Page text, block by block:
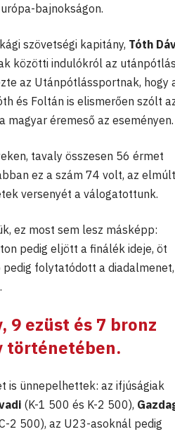
bajnokságon.
szövetségi kapitány, Tóth
közötti indulókról az
az Utánpótlássportnak, hogy
és Foltán is elismerően szólt
éremeső az eseményen.
tavaly összesen 56 érmet
ez a szám 74 volt, az elmúlt
versenyét a válogatottunk.
ez most sem lesz másképp:
pedig eljött a finálék ideje, öt
folytatódott a diadalmenet,
9 ezüst és 7 bronz
történetében.
is ünnepelhettek: az ifjúságiak
(K-1 500 és K-2 500),
2 500), az U23-asoknál pedig